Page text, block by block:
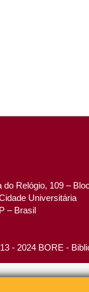
do Relógio, 109 –
Universitária
– Brasil
- 2024 BORE -